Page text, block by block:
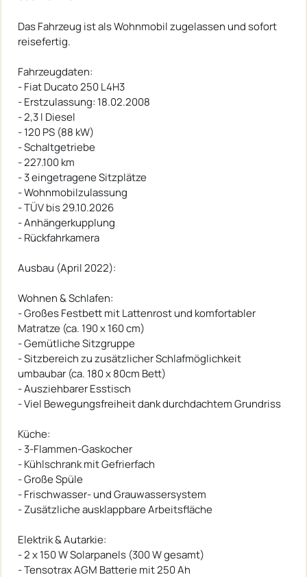
Das Fahrzeug ist als Wohnmobil zugelassen und sofort
reisefertig.
Fahrzeugdaten:
- Fiat Ducato 250 L4H3
- Erstzulassung: 18.02.2008
- 2,3 l Diesel
- 120 PS (88 kW)
- Schaltgetriebe
- 227.100 km
- 3 eingetragene Sitzplätze
- Wohnmobilzulassung
- TÜV bis 29.10.2026
- Anhängerkupplung
- Rückfahrkamera
Ausbau (April 2022):
Wohnen & Schlafen:
- Großes Festbett mit Lattenrost und komfortabler
Matratze (ca. 190 x 160 cm)
- Gemütliche Sitzgruppe
- Sitzbereich zu zusätzlicher Schlafmöglichkeit
umbaubar (ca. 180 x 80cm Bett)
- Ausziehbarer Esstisch
- Viel Bewegungsfreiheit dank durchdachtem Grundriss
Küche:
- 3-Flammen-Gaskocher
- Kühlschrank mit Gefrierfach
- Große Spüle
- Frischwasser- und Grauwassersystem
- Zusätzliche ausklappbare Arbeitsfläche
Elektrik & Autarkie:
- 2 x 150 W Solarpanels (300 W gesamt)
- Tensotrax AGM Batterie mit 250 Ah